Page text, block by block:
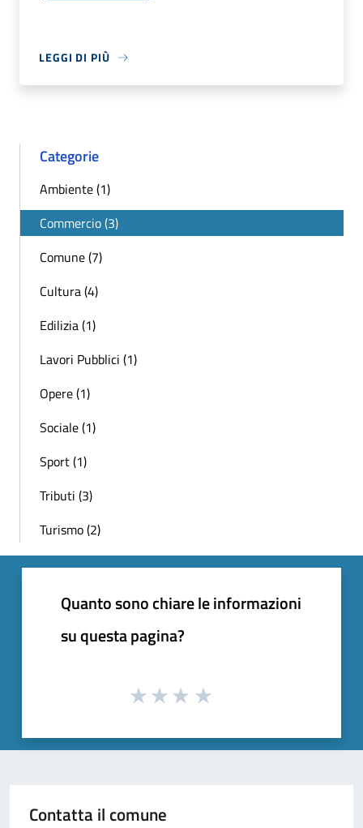
LEGGI DI PIÙ
Categorie
Ambiente (1)
Commercio (3)
Comune (7)
Cultura (4)
Edilizia (1)
Lavori Pubblici (1)
Opere (1)
Sociale (1)
Sport (1)
Tributi (3)
Turismo (2)
Quanto sono chiare le informazioni
su questa pagina?
Contatta il comune